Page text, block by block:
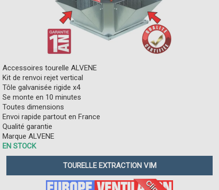
Accessoires tourelle ALVENE
Kit de renvoi rejet vertical
Tôle galvanisée rigide x4
Se monte en 10 minutes
Toutes dimensions
Envoi rapide partout en France
Qualité garantie
Marque ALVENE
EN STOCK
TOURELLE EXTRACTION VIM